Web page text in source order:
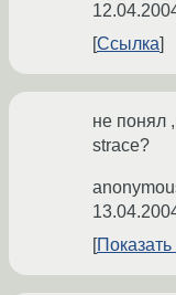
Ссылка
не понял
strace?
Показать